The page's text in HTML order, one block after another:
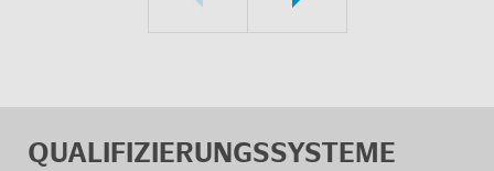
QUA­LI­FI­ZIE­RUNGS­SYS­TE­ME